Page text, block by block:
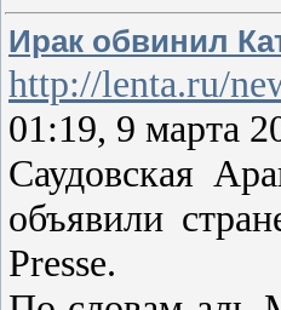
Ирак обвинил
http://lenta.ru/
01:19, 9 марта
Саудовская
объявили
Presse.